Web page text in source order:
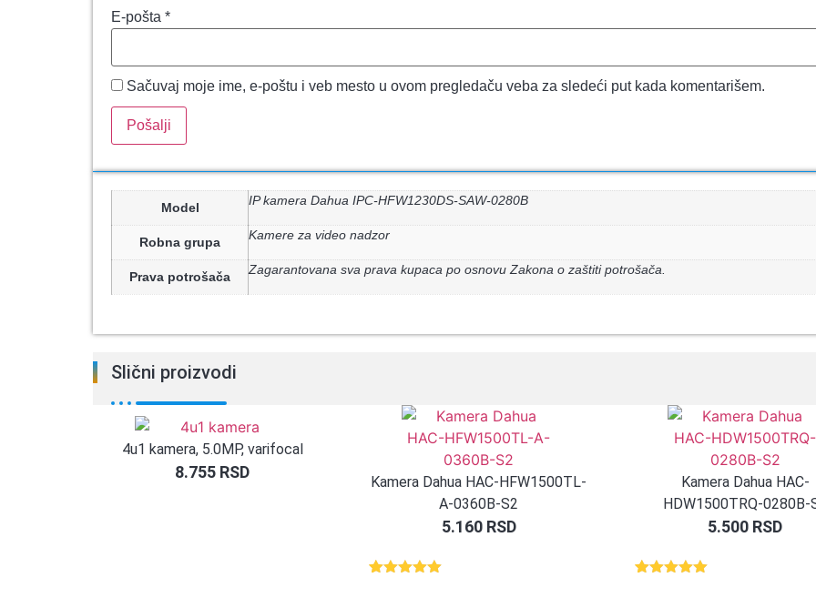
E-pošta *
Sačuvaj moje ime, e-poštu i veb mesto u ovom pregledaču veba za sledeći put kada komentarišem.
Model IP kamera Dahua IPC-HFW1230DS-SAW-0280B
Robna grupa Kamere za video nadzor
Prava potrošača Zagarantovana sva prava kupaca po osnovu Zakona o zaštiti potrošača.
Slični proizvodi
4u1 kamera, 5.0MP, varifocal
8.755 RSD
Kamera Dahua HAC-HFW1500TL-
A-0360B-S2
5.160 RSD
Kamera Dahua HAC-
HDW1500TRQ-0280B-
5.500 RSD